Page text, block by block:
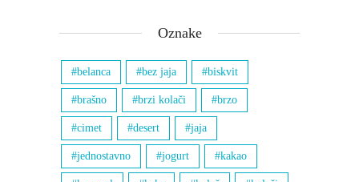
Oznake
belanca bez jaja biskvit
brašno brzi kolači brzo
cimet desert jaja
jednostavno jogurt kakao